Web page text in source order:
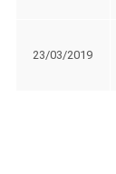
23/03/2019